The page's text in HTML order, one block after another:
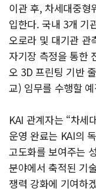
이관 후, 차세대중형
입한다. 국내 3개 기
오로라 및 대기관
자기장 측정을 통한
오 3D 프린팅 기반
교) 임무를 수행할
KAI 관계자는 “차세
운영 완료는 KAI의
고도화를 보여주는
분야에서 축적된 기
쟁력 강화에 기여하